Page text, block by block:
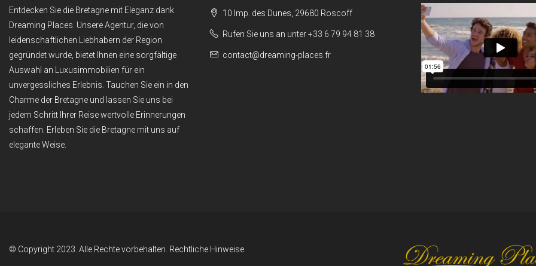
Entdecken Sie die Bretagne mit Eleganz dank
Dreaming Places. Unsere Agentur, die von
leidenschaftlichen Liebhabern der Region
gegründet wurde, bietet Ihnen eine sorgfältige
Auswahl an Luxusimmobilien für ein
unvergessliches Erlebnis. Tauchen Sie ein in den
Charme der Bretagne und lassen Sie uns bei
jedem Schritt Ihrer Reise wertvolle Erinnerungen
schaffen. Erleben Sie die Bretagne mit uns auf
elegante Weise.
10 Imp. des Dunes, 29680 Roscoff
Rufen Sie uns an unter +33 6 79 94 81 38
contact@dreaming-places.fr
© Copyright 2023. Alle Rechte vorbehalten. Rechtliche Hinweise